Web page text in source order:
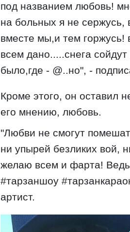
под названием любовь!
на больных я не сержусь,
вместе мы,и тем горжусь!
всем дано.....снега сойдут
было,где - @..но", -
Кроме этого, он оставил
его мнению, любовь.
"Любви не смогут
ни упырей безликих вой,
желаю всем и фарта! Ведь
#тарзаншоу
артист.